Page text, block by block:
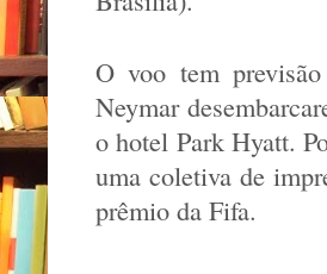
O voo tem
Neymar
o hotel Park Hyatt.
uma coletiva de
prêmio da Fifa.